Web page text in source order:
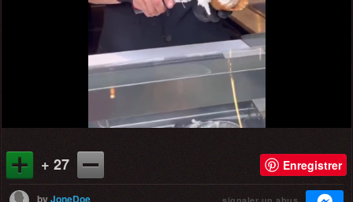
Video
+ 27 Enregistrer
byJoneDoe